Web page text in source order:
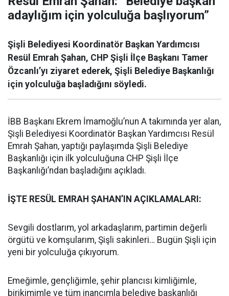
adaylığım için yolculuğa başlıyorum”
Şişli Belediyesi Koordinatör Başkan Yardımcısı
Resül Emrah Şahan, CHP Şişli İlçe Başkanı Tamer
Özcanlı’yı ziyaret ederek, Şişli Belediye Başkanlığı
için yolculuğa başladığını söyledi.
İBB Başkanı Ekrem İmamoğlu’nun A takımında yer alan,
Şişli Belediyesi Koordinatör Başkan Yardımcısı Resül
Emrah Şahan, yaptığı paylaşımda Şişli Belediye
Başkanlığı için ilk yolculuğuna CHP Şişli İlçe
Başkanlığı’ndan başladığını açıkladı.
İŞTE RESÜL EMRAH ŞAHAN’IN AÇIKLAMALARI:
Sevgili dostlarım, yol arkadaşlarım, partimin değerli
örgütü ve komşularım, Şişli sakinleri… Bugün Şişli için
yeni bir yolculuğa çıkıyorum.
Emeğimle, gençliğimle, şehir plancısı kimliğimle,
birikimimle ve tüm inancımla belediye başkanlığı